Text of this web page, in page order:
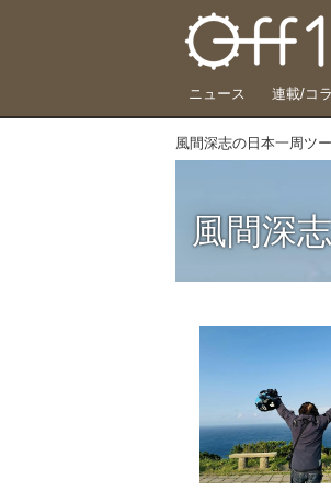
ニュース 連載/コ
風間深志の日本一周ツ
風間深